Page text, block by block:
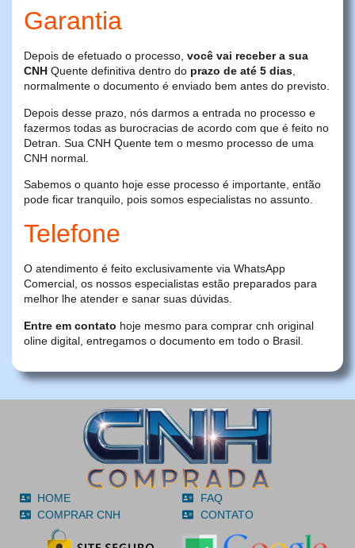
Garantia
Depois de efetuado o processo, você vai receber a sua
CNH Quente definitiva dentro do prazo de até 5 dias,
normalmente o documento é enviado bem antes do previsto.
Depois desse prazo, nós darmos a entrada no processo e
fazermos todas as burocracias de acordo com que é feito no
Detran. Sua CNH Quente tem o mesmo processo de uma
CNH normal.
Sabemos o quanto hoje esse processo é importante, então
pode ficar tranquilo, pois somos especialistas no assunto.
Telefone
O atendimento é feito exclusivamente via WhatsApp
Comercial, os nossos especialistas estão preparados para
melhor lhe atender e sanar suas dúvidas.
Entre em contato hoje mesmo para comprar cnh original
oline digital, entregamos o documento em todo o Brasil.
HOME
COMPRAR CNH
FAQ
CONTATO